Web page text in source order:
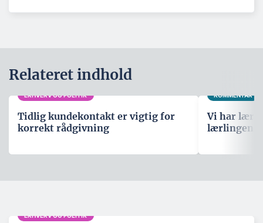
Relateret indhold
ERHVERV OG POLITIK
Tidlig kundekontakt er vigtig for
korrekt rådgivning
KOMMENTAR
Vi har
lærlingene
ERHVERV OG POLITIK